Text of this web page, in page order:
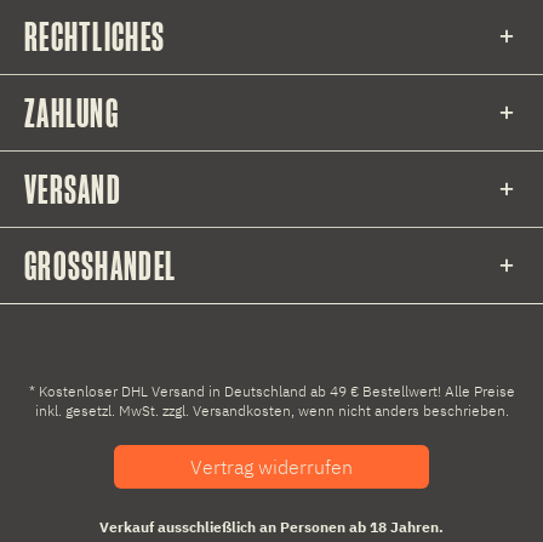
RECHTLICHES
ZAHLUNG
VERSAND
GROSSHANDEL
* Kostenloser DHL Versand in Deutschland ab 49 € Bestellwert! Alle Preise
inkl. gesetzl. MwSt. zzgl. Versandkosten, wenn nicht anders beschrieben.
Vertrag widerrufen
Verkauf ausschließlich an Personen ab 18 Jahren.